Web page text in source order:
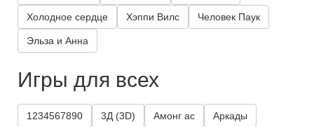
Холодное сердце Хэппи Вилс Человек Паук
Эльза и Анна
Игры для всех
1234567890 3Д (3D) Амонг ас Аркады